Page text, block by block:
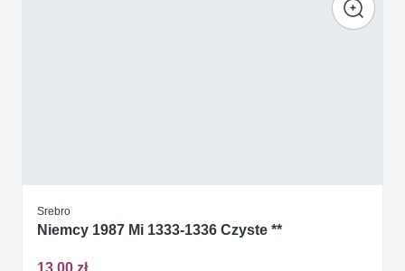
Srebro
Niemcy 1987 Mi 1333-1336 Czyste **
13,00 zł